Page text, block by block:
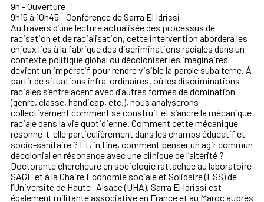
9h - Ouverture
9h15 à 10h45 - Conférence de Sarra El Idrissi
Au travers d’une lecture actualisée des processus de
racisation et de racialisation, cette intervention abordera les
enjeux liés à la fabrique des discriminations raciales dans un
contexte politique global où décoloniser les imaginaires
devient un impératif pour rendre visible la parole subalterne. À
partir de situations infra-ordinaires, où les discriminations
raciales s’entrelacent avec d’autres formes de domination
(genre, classe, handicap, etc.), nous analyserons
collectivement comment se construit et s’ancre la mécanique
raciale dans la vie quotidienne. Comment cette mécanique
résonne-t-elle particulièrement dans les champs éducatif et
socio-sanitaire ? Et, in fine, comment penser un agir commun
décolonial en résonance avec une clinique de l’altérité ?
Doctorante chercheure en sociologie rattachée au laboratoire
SAGE et à la Chaire Economie sociale et Solidaire (ESS) de
l’Université de Haute- Alsace (UHA), Sarra El Idrissi est
également militante associative en France et au Maroc auprès